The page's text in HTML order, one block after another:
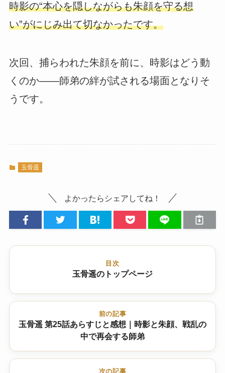
時影の“本心を隠しながらも朱顔を守る想
い”がにじみ出て切なかったです。
次回、捕らわれた朱顔を前に、時影はどう動
くのか――師弟の絆が試される場面となりそ
うです。
玉骨遥
よかったらシェアしてね！
目次
玉骨遥のトップページ
前の記事
玉骨遥 第25話あらすじと感想｜時影と朱顔、戦乱の
中で再会する師弟
次の記事